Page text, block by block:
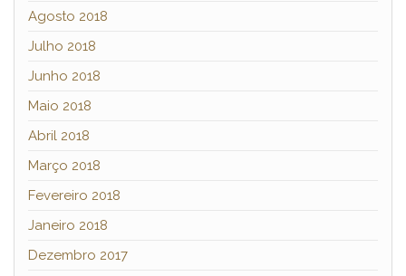
Agosto 2018
Julho 2018
Junho 2018
Maio 2018
Abril 2018
Março 2018
Fevereiro 2018
Janeiro 2018
Dezembro 2017